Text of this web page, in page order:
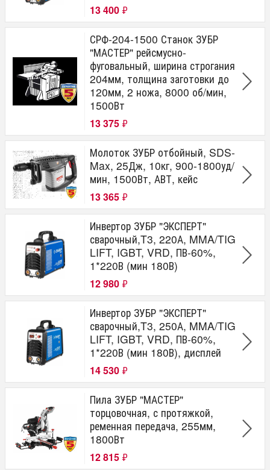
13 400 ₽
СРФ-204-1500 Станок ЗУБР
"МАСТЕР" рейсмусно-
фуговальный, ширина строгания
204мм, толщина заготовки до
120мм, 2 ножа, 8000 об/мин,
1500Вт
13 375 ₽
Молоток ЗУБР отбойный, SDS-
Max, 25Дж, 10кг, 900-1800уд/
мин, 1500Вт, АВТ, кейс
13 365 ₽
Инвертор ЗУБР "ЭКСПЕРТ"
сварочный,T3, 220А, MMA/TIG
LIFT, IGBT, VRD, ПВ-60%,
1*220В (мин 180В)
12 980 ₽
Инвертор ЗУБР "ЭКСПЕРТ"
сварочный,T3, 250А, MMA/TIG
LIFT, IGBT, VRD, ПВ-60%,
1*220В (мин 180В), дисплей
14 530 ₽
Пила ЗУБР "МАСТЕР"
торцовочная, с протяжкой,
ременная передача, 255мм,
1800Вт
12 815 ₽